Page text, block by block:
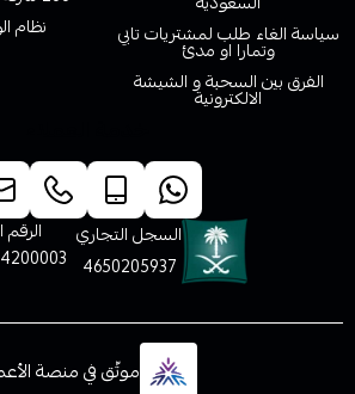
سياسة الغاء طلب لمشتريات تابي
وتمارا او مدئ
الفرق بين السحبة و الشيشة
الالكترونية
نظام
السجل التجاري
4650205937
موثّق في منصة